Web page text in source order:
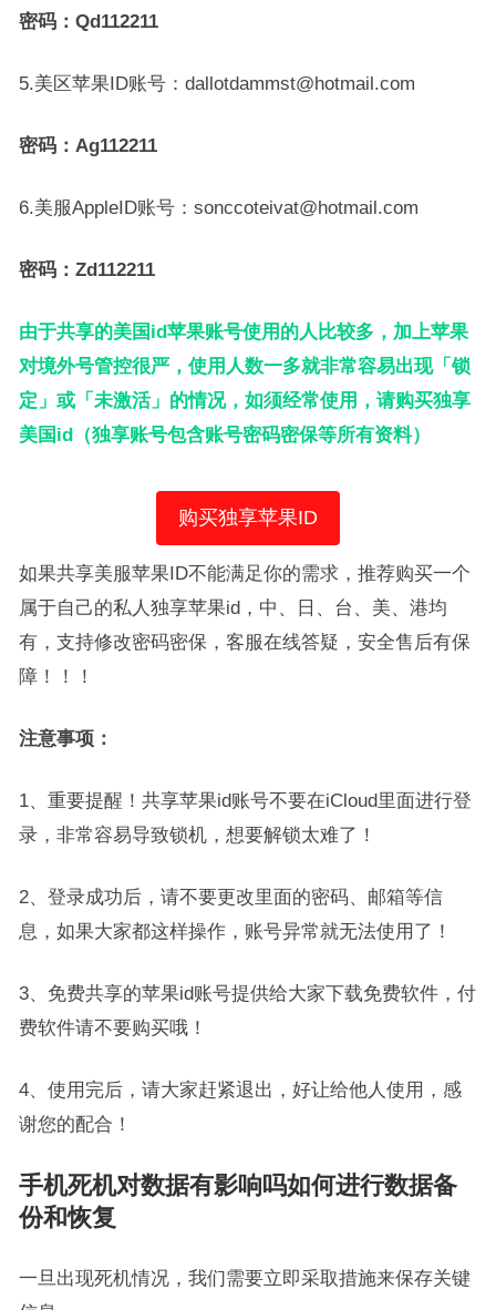
密码：Qd112211
5.美区苹果ID账号：dallotdammst@hotmail.com
密码：Ag112211
6.美服AppleID账号：sonccoteivat@hotmail.com
密码：Zd112211
由于共享的美国id苹果账号使用的人比较多，加上苹果
对境外号管控很严，使用人数一多就非常容易出现「锁
定」或「未激活」的情况，如须经常使用，请购买独享
美国id（独享账号包含账号密码密保等所有资料）
购买独享苹果ID
如果共享美服苹果ID不能满足你的需求，推荐购买一个
属于自己的私人独享苹果id，中、日、台、美、港均
有，支持修改密码密保，客服在线答疑，安全售后有保
障！！！
注意事项：
1、重要提醒！共享苹果id账号不要在iCloud里面进行登
录，非常容易导致锁机，想要解锁太难了！
2、登录成功后，请不要更改里面的密码、邮箱等信
息，如果大家都这样操作，账号异常就无法使用了！
3、免费共享的苹果id账号提供给大家下载免费软件，付
费软件请不要购买哦！
4、使用完后，请大家赶紧退出，好让给他人使用，感
谢您的配合！
手机死机对数据有影响吗如何进行数据备
份和恢复
一旦出现死机情况，我们需要立即采取措施来保存关键